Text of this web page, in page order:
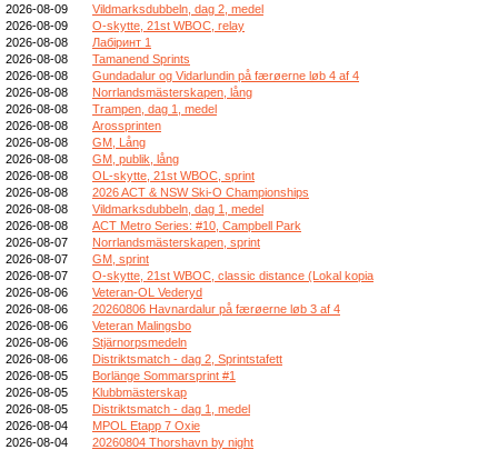
2026-08-09
Vildmarksdubbeln, dag 2, medel
2026-08-09
O-skytte, 21st WBOC, relay
2026-08-08
Лабіринт 1
2026-08-08
Tamanend Sprints
2026-08-08
Gundadalur og Vidarlundin på færøerne løb 4 af 4
2026-08-08
Norrlandsmästerskapen, lång
2026-08-08
Trampen, dag 1, medel
2026-08-08
Arossprinten
2026-08-08
GM, Lång
2026-08-08
GM, publik, lång
2026-08-08
OL-skytte, 21st WBOC, sprint
2026-08-08
2026 ACT & NSW Ski-O Championships
2026-08-08
Vildmarksdubbeln, dag 1, medel
2026-08-08
ACT Metro Series: #10, Campbell Park
2026-08-07
Norrlandsmästerskapen, sprint
2026-08-07
GM, sprint
2026-08-07
O-skytte, 21st WBOC, classic distance (Lokal kopia
2026-08-06
Veteran-OL Vederyd
2026-08-06
20260806 Havnardalur på færøerne løb 3 af 4
2026-08-06
Veteran Malingsbo
2026-08-06
Stjärnorpsmedeln
2026-08-06
Distriktsmatch - dag 2, Sprintstafett
2026-08-05
Borlänge Sommarsprint #1
2026-08-05
Klubbmästerskap
2026-08-05
Distriktsmatch - dag 1, medel
2026-08-04
MPOL Etapp 7 Oxie
2026-08-04
20260804 Thorshavn by night